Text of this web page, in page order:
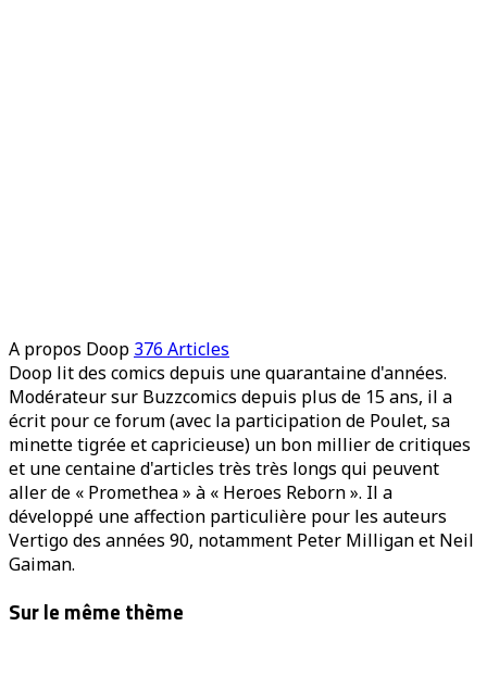
A propos Doop 376 Articles
Doop lit des comics depuis une quarantaine d'années.
Modérateur sur Buzzcomics depuis plus de 15 ans, il a
écrit pour ce forum (avec la participation de Poulet, sa
minette tigrée et capricieuse) un bon millier de critiques
et une centaine d'articles très très longs qui peuvent
aller de « Promethea » à « Heroes Reborn ». Il a
développé une affection particulière pour les auteurs
Vertigo des années 90, notamment Peter Milligan et Neil
Gaiman.
Sur le même thème